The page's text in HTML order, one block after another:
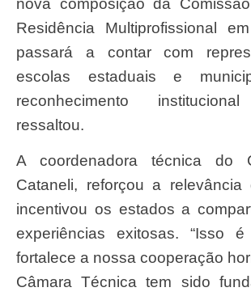
Residência Multiprofissional
passará a contar com
escolas estaduais e
reconhecimento
ressaltou.
A coordenadora técnica do Conass, Rita
Cataneli, reforçou a
incentivou os estados a
experiências exitosas. “Isso
fortalece a nossa cooperação
Câmara Técnica tem sido